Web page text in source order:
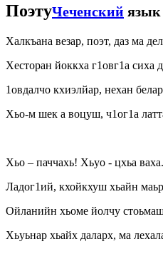
ПоэтуЧеченский язык
Халкъана везар, поэт, даз ма
Хесторан йоккха г1овг1а сиха
1овдалчо кхиэлйар, нехан
Хьо-м шек а воцуш, ч1ог1а
Хьо – паччахь! Хьуо - цхьа
Ладог1ий, кхойкхуш хьайн
Ойланийн хьоме йолчу
Хьуьнар хьайх даларх, ма